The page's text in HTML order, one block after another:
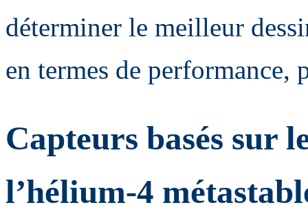
déterminer le meilleur
en termes de performance,
Capteurs basés sur
l’hélium-4